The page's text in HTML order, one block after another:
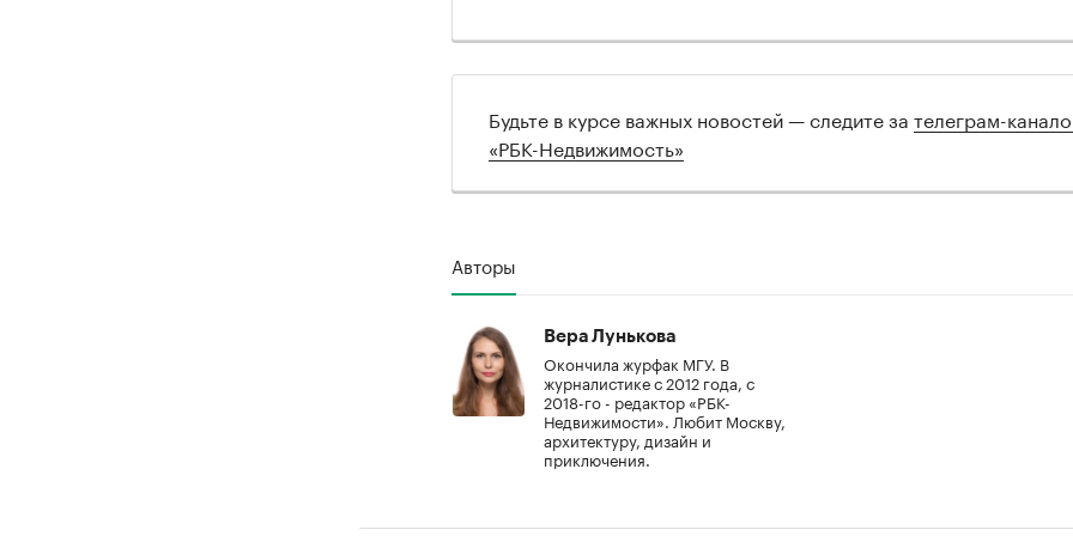
Будьте в курсе важных новостей — следите за телеграм-
«РБК-Недвижимость»
Авторы
Вера Лунькова
Окончила журфак МГУ. В
журналистике с 2012 года, с
2018-го - редактор «РБК-
Недвижимости». Любит Москву,
архитектуру, дизайн и
приключения.